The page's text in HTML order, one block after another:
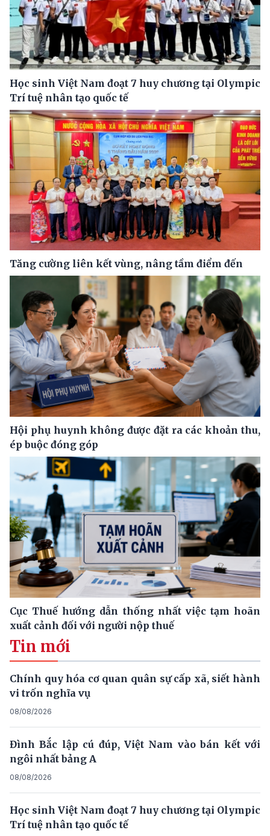
Học sinh Việt Nam đoạt 7 huy chương tại Olympic
Trí tuệ nhân tạo quốc tế
Tăng cường liên kết vùng, nâng tầm điểm đến
Hội phụ huynh không được đặt ra các khoản thu,
ép buộc đóng góp
Cục Thuế hướng dẫn thống nhất việc tạm hoãn
xuất cảnh đối với người nộp thuế
Tin mới
Chính quy hóa cơ quan quân sự cấp xã, siết hành
vi trốn nghĩa vụ
08/08/2026
Đình Bắc lập cú đúp, Việt Nam vào bán kết với
ngôi nhất bảng A
08/08/2026
Học sinh Việt Nam đoạt 7 huy chương tại Olympic
Trí tuệ nhân tạo quốc tế